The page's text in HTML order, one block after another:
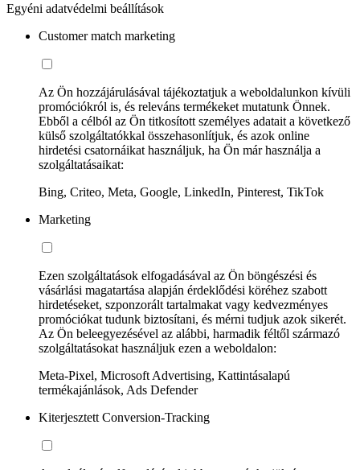
Egyéni adatvédelmi beállítások
Customer match marketing
Az Ön hozzájárulásával tájékoztatjuk a weboldalunkon kívüli
promóciókról is, és releváns termékeket mutatunk Önnek.
Ebből a célból az Ön titkosított személyes adatait a következő
külső szolgáltatókkal összehasonlítjuk, és azok online
hirdetési csatornáikat használjuk, ha Ön már használja a
szolgáltatásaikat:
Bing, Criteo, Meta, Google, LinkedIn, Pinterest, TikTok
Marketing
Ezen szolgáltatások elfogadásával az Ön böngészési és
vásárlási magatartása alapján érdeklődési köréhez szabott
hirdetéseket, szponzorált tartalmakat vagy kedvezményes
promóciókat tudunk biztosítani, és mérni tudjuk azok sikerét.
Az Ön beleegyezésével az alábbi, harmadik féltől származó
szolgáltatásokat használjuk ezen a weboldalon:
Meta-Pixel, Microsoft Advertising, Kattintásalapú
termékajánlások, Ads Defender
Kiterjesztett Conversion-Tracking